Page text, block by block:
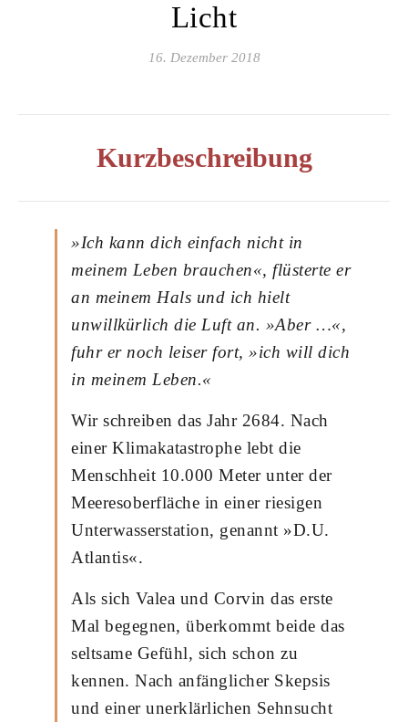
Licht
16. Dezember 2018
Kurzbeschreibung
»Ich kann dich einfach nicht in
meinem Leben brauchen«, flüsterte er
an meinem Hals und ich hielt
unwillkürlich die Luft an. »Aber …«,
fuhr er noch leiser fort, »ich will dich
in meinem Leben.«
Wir schreiben das Jahr 2684. Nach
einer Klimakatastrophe lebt die
Menschheit 10.000 Meter unter der
Meeresoberfläche in einer riesigen
Unterwasserstation, genannt »D.U.
Atlantis«.
Als sich Valea und Corvin das erste
Mal begegnen, überkommt beide das
seltsame Gefühl, sich schon zu
kennen. Nach anfänglicher Skepsis
und einer unerklärlichen Sehnsucht